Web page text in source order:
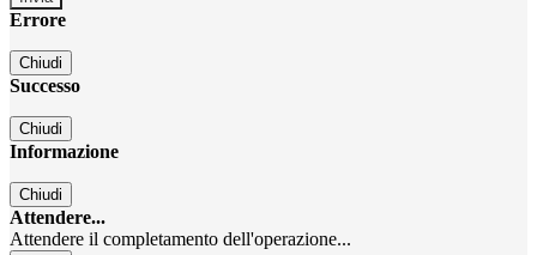
Errore
Chiudi
Successo
Chiudi
Informazione
Chiudi
Attendere...
Attendere il completamento dell'operazione...